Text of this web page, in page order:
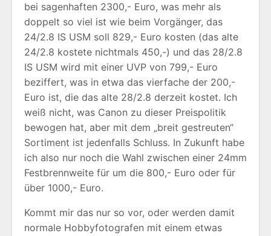
bei sagenhaften 2300,- Euro, was mehr als
doppelt so viel ist wie beim Vorgänger, das
24/2.8 IS USM soll 829,- Euro kosten (das alte
24/2.8 kostete nichtmals 450,-) und das 28/2.8
IS USM wird mit einer UVP von 799,- Euro
beziffert, was in etwa das vierfache der 200,-
Euro ist, die das alte 28/2.8 derzeit kostet. Ich
weiß nicht, was Canon zu dieser Preispolitik
bewogen hat, aber mit dem „breit gestreuten“
Sortiment ist jedenfalls Schluss. In Zukunft habe
ich also nur noch die Wahl zwischen einer 24mm
Festbrennweite für um die 800,- Euro oder für
über 1000,- Euro.
Kommt mir das nur so vor, oder werden damit
normale Hobbyfotografen mit einem etwas